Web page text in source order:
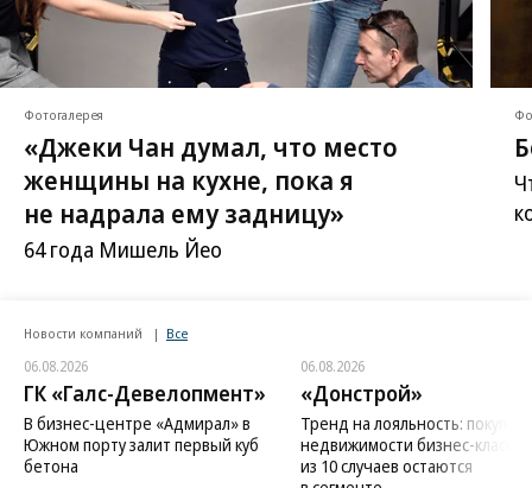
Фотогалерея
«Джеки Чан думал, что место
женщины на кухне, пока я
не надрала ему задницу»
64 года Мишель Йео
Новости компаний Все
06.08.2026
ГК «Галс-Девелопмент»
В бизнес-центре «Адмирал» в
Южном порту залит первый куб
бетона
06.08.2026
«Донстрой»
Тренд на лояльность:
недвижимости бизнес-класса
из 10 случаев остаются